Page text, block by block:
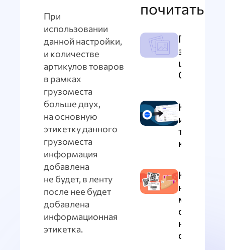
При
использовании
данной настройки,
и количестве
артикулов товаров
в рамках
грузоместа
больше двух,
на основную
этикетку данного
грузоместа
информация
добавлена
не будет, в ленту
после нее будет
добавлена
информационная
этикетка.
почитать
этикеток
OZON
Как
товары из
кабинета
Какие
наклейки
можно
создать в
нашем
сервисе?